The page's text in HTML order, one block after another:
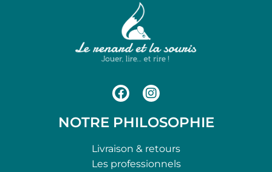
NOTRE PHILOSOPHIE
Livraison & retours
Les professionnels